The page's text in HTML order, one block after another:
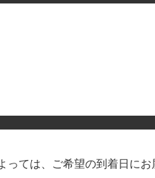
ては、ご希望の到着日にお